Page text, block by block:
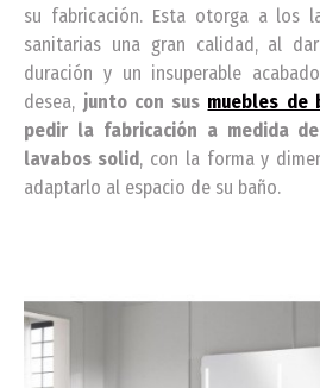
su fabricación. Esta otorga a los
sanitarias una gran calidad, al
duración y un insuperable
desea, junto con sus muebles de
pedir la fabricación a medida
lavabos solid, con la forma y
adaptarlo al espacio de su baño.